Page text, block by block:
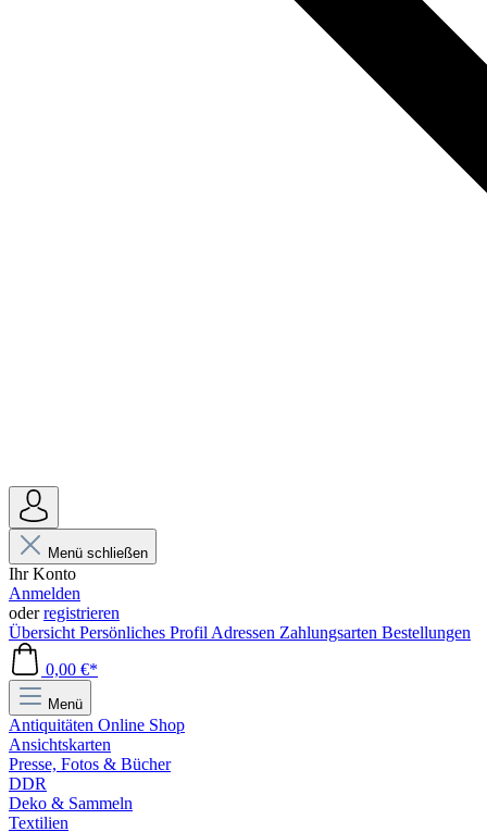
Menü schließen
Ihr Konto
Anmelden
oderregistrieren
Übersicht Persönliches Profil Adressen Zahlungsarten Bestellungen
0,00 €*
Menü
Antiquitäten Online Shop
Ansichtskarten
Presse, Fotos & Bücher
DDR
Deko & Sammeln
Textilien